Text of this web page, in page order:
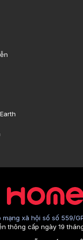
mạng xã hội số số 559/
thông cấp ngày 19